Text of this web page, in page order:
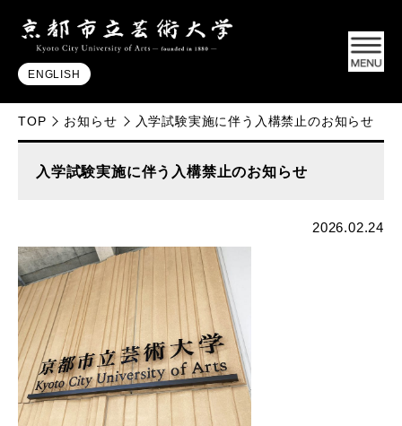
ENGLISH
TOP お知らせ 入学試験実施に伴う入構禁止のお知らせ
入学試験実施に伴う入構禁止のお知らせ
2026.02.24